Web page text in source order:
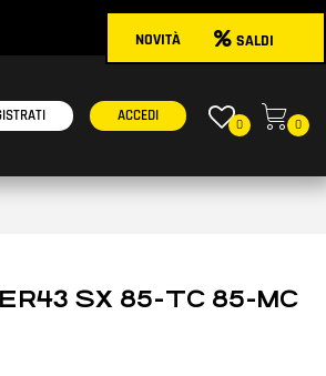
NOVITÀ SALDI
ACCEDI
0 0
SX 85-TC 85-MC